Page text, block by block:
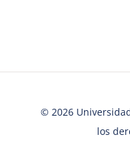
© 2026
los